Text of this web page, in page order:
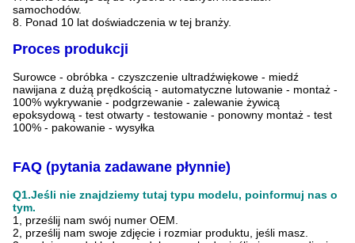
samochodów.
8. Ponad 10 lat doświadczenia w tej branży.
Proces produkcji
Surowce - obróbka - czyszczenie ultradźwiękowe - miedź
nawijana z dużą prędkością - automatyczne lutowanie - montaż -
100% wykrywanie - podgrzewanie - zalewanie żywicą
epoksydową - test otwarty - testowanie - ponowny montaż - test
100% - pakowanie - wysyłka
FAQ (pytania zadawane płynnie)
Q1.Jeśli nie znajdziemy tutaj typu modelu, poinformuj nas o
tym.
1, prześlij nam swój numer OEM.
2, prześlij nam swoje zdjęcie i rozmiar produktu, jeśli masz.